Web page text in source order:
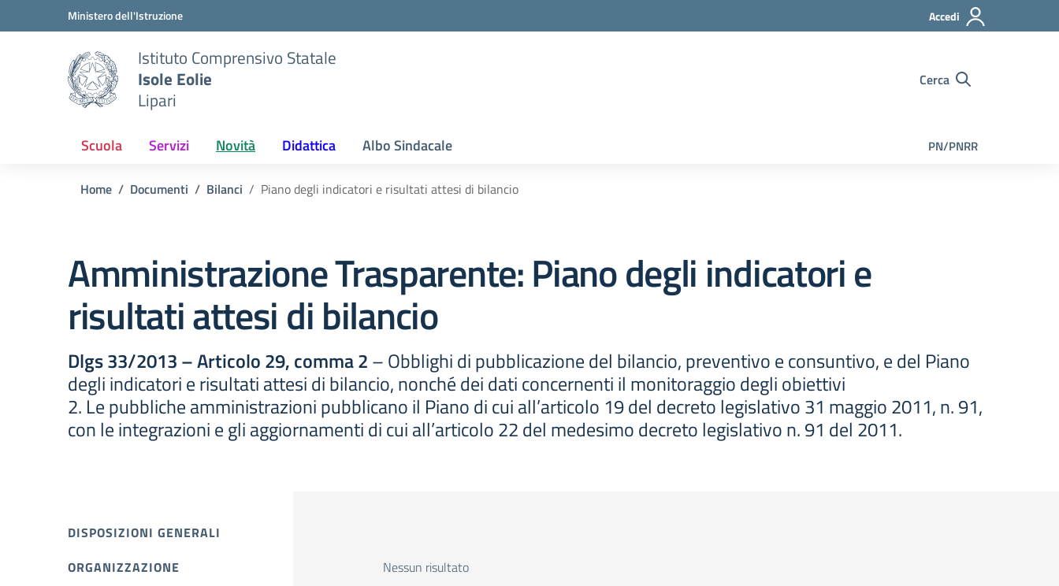
Vai ai contenuti
Vai al menu di navigazione
Ministero dell'Istruzione Accedi
Istituto Comprensivo Statale
Isole Eolie
Lipari
Cerca
Scuola Servizi Novità Didattica Albo Sindacale PN/PNRR
Home Documenti Bilanci Piano degli indicatori e risultati attesi di bilancio
Amministrazione Trasparente:Piano degli indicatori e
risultati attesi di bilancio
Dlgs 33/2013 – Articolo 29, comma 2– Obblighi di pubblicazione del bilancio, preventivo e consuntivo, e del Piano
degli indicatori e risultati attesi di bilancio, nonché dei dati concernenti il monitoraggio degli obiettivi
2. Le pubbliche amministrazioni pubblicano il Piano di cui all’articolo 19 del decreto legislativo 31 maggio 2011, n. 91,
con le integrazioni e gli aggiornamenti di cui all’articolo 22 del medesimo decreto legislativo n. 91 del 2011.
DISPOSIZIONI GENERALI
ORGANIZZAZIONE
Nessun risultato